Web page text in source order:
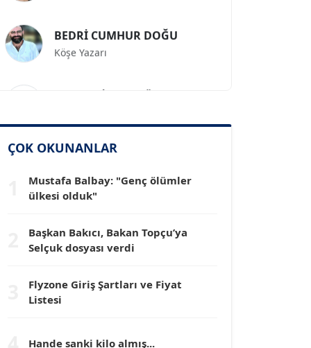
Köşe Yazarı
Köşe Yazarı
Dr. HAKAN TARTAN
Köşe Yazarı
ÇOK OKUNANLAR
Mustafa Balbay: "Genç ölümler
ülkesi olduk"
Başkan Bakıcı, Bakan Topçu’ya
Selçuk dosyası verdi
Flyzone Giriş Şartları ve Fiyat
Listesi
Hande sanki kilo almış...